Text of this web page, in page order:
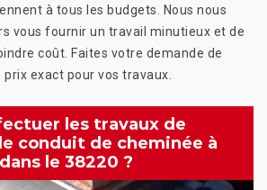
à tous les budgets. Nous nous
vous fournir un travail minutieux et de
coût. Faites votre demande de
exact pour vos travaux.
les travaux de
conduit de cheminée à
le 38220 ?